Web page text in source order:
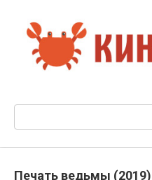
контенту
Печать ведьмы (2019)